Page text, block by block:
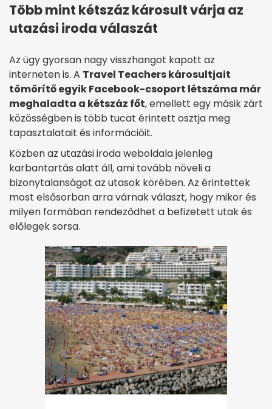
Több mint kétszáz károsult várja az
utazási iroda válaszát
Az ügy gyorsan nagy visszhangot kapott az
interneten is. A Travel Teachers károsultjait
tömörítő egyik Facebook-csoport létszáma már
meghaladta a kétszáz főt, emellett egy másik zárt
közösségben is több tucat érintett osztja meg
tapasztalatait és információit.
Közben az utazási iroda weboldala jelenleg
karbantartás alatt áll, ami tovább növeli a
bizonytalanságot az utasok körében. Az érintettek
most elsősorban arra várnak választ, hogy mikor és
milyen formában rendeződhet a befizetett utak és
előlegek sorsa.